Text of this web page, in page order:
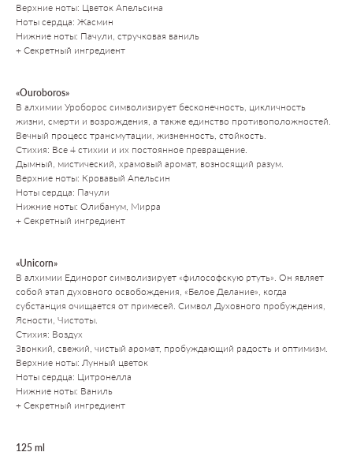
Верхние ноты: Цветок Апельсина
Ноты сердца: Жасмин
Нижние ноты: Пачули, стручковая ваниль
+ Секретный ингредиент
«Ouroboros»
В алхимии Уроборос символизирует бесконечность, цикличность
жизни, смерти и возрождения, а также единство противоположностей.
Вечный процесс трансмутации, жизненность, стойкость.
Стихия: Все 4 стихии и их постоянное превращение.
Дымный, мистический, храмовый аромат, возносящий разум.
Верхние ноты: Кровавый Апельсин
Ноты сердца: Пачули
Нижние ноты: Олибанум, Мирра
+ Секретный ингредиент
«Unicorn»
В алхимии Единорог символизирует «философскую ртуть». Он являет
собой этап духовного освобождения, «Белое Делание», когда
субстанция очищается от примесей. Символ Духовного пробуждения,
Ясности, Чистоты.
Стихия: Воздух
Звонкий, свежий, чистый аромат, пробуждающий радость и оптимизм.
Верхние ноты: Лунный цветок
Ноты сердца: Цитронелла
Нижние ноты: Ваниль
+ Секретный ингредиент
125 ml
ПОСЕТИТЕЛЯМ
ПАРТНЕРАМ
Аренда
Сотрудничество
Консалтинг и продюсирование
ПОКУПАТЕЛЯМ
Оплата, доставка, возврат
Политика обработки данных
О нас пишут